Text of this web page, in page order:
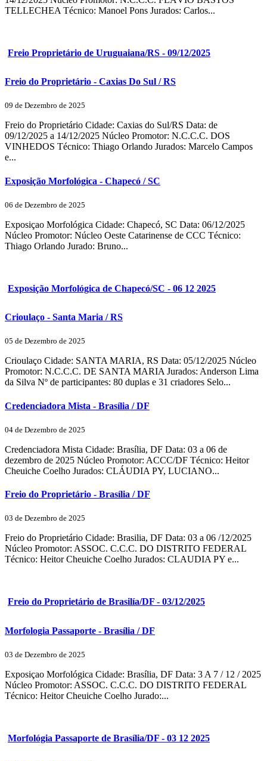
TELLECHEA Técnico: Manoel Pons Jurados: Carlos...
Freio Proprietário de Uruguaiana/RS - 09/12/2025
Freio do Proprietário - Caxias Do Sul / RS
09 de Dezembro de 2025
Freio do Proprietário Cidade: Caxias do Sul/RS Data: de
09/12/2025 a 14/12/2025 Núcleo Promotor: N.C.C.C. DOS
VINHEDOS Técnico: Thiago Orlando Jurados: Marcelo Campos
e...
Exposição Morfológica - Chapecó / SC
06 de Dezembro de 2025
Exposiçao Morfológica Cidade: Chapecó, SC Data: 06/12/2025
Núcleo Promotor: Núcleo Oeste Catarinense de CCC Técnico:
Thiago Orlando Jurado: Bruno...
Exposição Morfológica de Chapecó/SC - 06 12 2025
Crioulaço - Santa Maria / RS
05 de Dezembro de 2025
Crioulaço Cidade: SANTA MARIA, RS Data: 05/12/2025 Núcleo
Promotor: N.C.C.C. DE SANTA MARIA Jurados: Anderson Lima
da Silva Nº de participantes: 80 duplas e 31 criadores Selo...
Credenciadora Mista - Brasília / DF
04 de Dezembro de 2025
Credenciadora Mista Cidade: Brasília, DF Data: 03 a 06 de
dezembro de 2025 Núcleo Promotor: ACCC/DF Técnico: Heitor
Cheuiche Coelho Jurados: CLÁUDIA PY, LUCIANO...
Freio do Proprietário - Brasília / DF
03 de Dezembro de 2025
Freio do Proprietário Cidade: Brasilia, DF Data: 03 a 06 /12/2025
Núcleo Promotor: ASSOC. C.C.C. DO DISTRITO FEDERAL
Técnico: Heitor Cheuiche Coelho Jurados: CLAUDIA PY e...
Freio do Proprietário de Brasilía/DF - 03/12/2025
Morfologia Passaporte - Brasília / DF
03 de Dezembro de 2025
Exposiçao Morfológica Cidade: Brasília, DF Data: 3 A 7 / 12 / 2025
Núcleo Promotor: ASSOC. C.C.C. DO DISTRITO FEDERAL
Técnico: Heitor Cheuiche Coelho Jurado:...
Morfológia Passaporte de Brasília/DF - 03 12 2025